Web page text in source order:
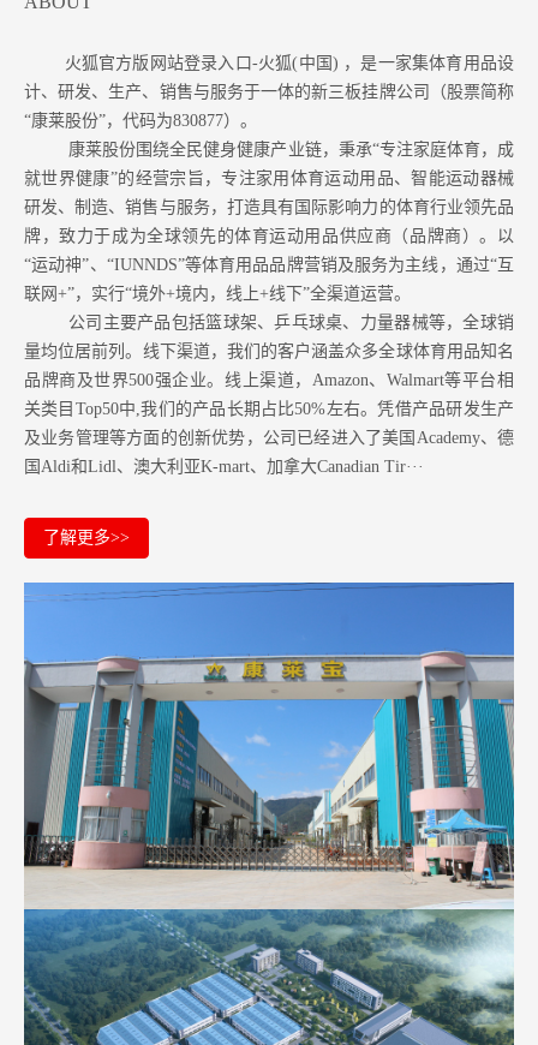
火狐官方版网站登录入口-火狐(中国) ，是一家集体育用品设
计、研发、生产、销售与服务于一体的新三板挂牌公司（股票简称
“康莱股份”，代码为830877）。
康莱股份围绕全民健身健康产业链，秉承“专注家庭体育，成
就世界健康”的经营宗旨，专注家用体育运动用品、智能运动器械
研发、制造、销售与服务，打造具有国际影响力的体育行业领先品
牌，致力于成为全球领先的体育运动用品供应商（品牌商）。以
“运动神”、“IUNNDS”等体育用品品牌营销及服务为主线，通过“互
联网+”，实行“境外+境内，线上+线下”全渠道运营。
公司主要产品包括篮球架、乒乓球桌、力量器械等，全球销
量均位居前列。 线下渠道，我们的客户涵盖众多全球体育用品知名
品牌商及世界500强企业。 线上渠道，Amazon、Walmart等平台相
关类目Top50中,我们的产品长期占比50%左右。凭借产品研发生产
及业务管理等方面的创新优势，公司已经进入了美国Academy、德
国Aldi和Lidl、澳大利亚K-mart、加拿大Canadian Tir···
了解更多>>